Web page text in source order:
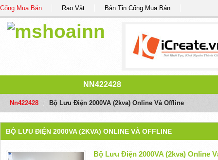
Cổng Mua Bán Rao Vặt Bản Tin Cổng Mua Bán
NN422428
Nn422428 Bộ Lưu Điện 2000VA (2kva) Online Và Offline
BỘ LƯU ĐIỆN 2000VA (2KVA) ONLINE VÀ OFFLINE
Bộ Lưu Điện 2000VA (2kva) Online